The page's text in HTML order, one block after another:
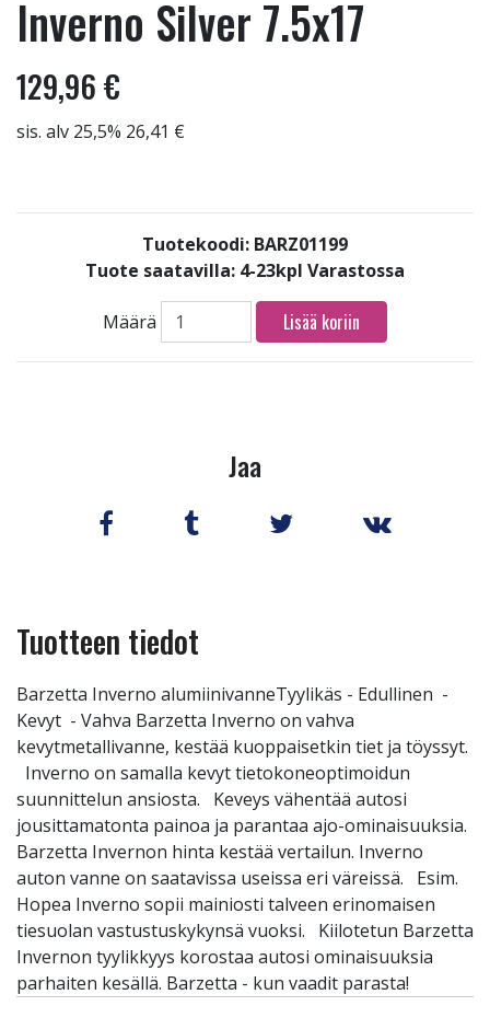
Inverno Silver 7.5x17
129,96 €
sis. alv 25,5% 26,41 €
Tuotekoodi: BARZ01199
Tuote saatavilla: 4-23kpl Varastossa
Määrä Lisää koriin
Jaa
Tuotteen tiedot
Barzetta Inverno alumiinivanneTyylikäs - Edullinen -
Kevyt - Vahva Barzetta Inverno on vahva
kevytmetallivanne, kestää kuoppaisetkin tiet ja töyssyt.
Inverno on samalla kevyt tietokoneoptimoidun
suunnittelun ansiosta. Keveys vähentää autosi
jousittamatonta painoa ja parantaa ajo-ominaisuuksia.
Barzetta Invernon hinta kestää vertailun. Inverno
auton vanne on saatavissa useissa eri väreissä. Esim.
Hopea Inverno sopii mainiosti talveen erinomaisen
tiesuolan vastustuskykynsä vuoksi. Kiilotetun Barzetta
Invernon tyylikkyys korostaa autosi ominaisuuksia
parhaiten kesällä. Barzetta - kun vaadit parasta!